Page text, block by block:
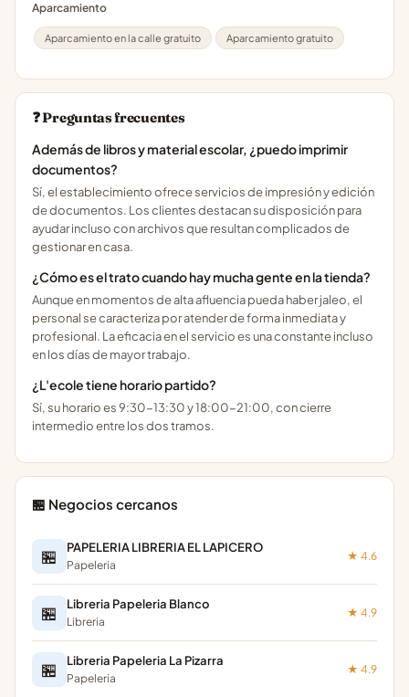
Aparcamiento
Aparcamiento en la calle gratuito Aparcamiento gratuito
❓ Preguntas frecuentes
Además de libros y material escolar, ¿puedo imprimir
documentos?
Sí, el establecimiento ofrece servicios de impresión y edición
de documentos. Los clientes destacan su disposición para
ayudar incluso con archivos que resultan complicados de
gestionar en casa.
¿Cómo es el trato cuando hay mucha gente en la tienda?
Aunque en momentos de alta afluencia pueda haber jaleo, el
personal se caracteriza por atender de forma inmediata y
profesional. La eficacia en el servicio es una constante incluso
en los días de mayor trabajo.
¿L'ecole tiene horario partido?
Sí, su horario es 9:30-13:30 y 18:00-21:00, con cierre
intermedio entre los dos tramos.
🏪 Negocios cercanos
🏪 PAPELERIA LIBRERIA EL LAPICERO
Papeleria
★ 4.6
🏪 Libreria Papeleria Blanco
Libreria
★ 4.9
🏪 Libreria Papeleria La Pizarra
Papeleria
★ 4.9